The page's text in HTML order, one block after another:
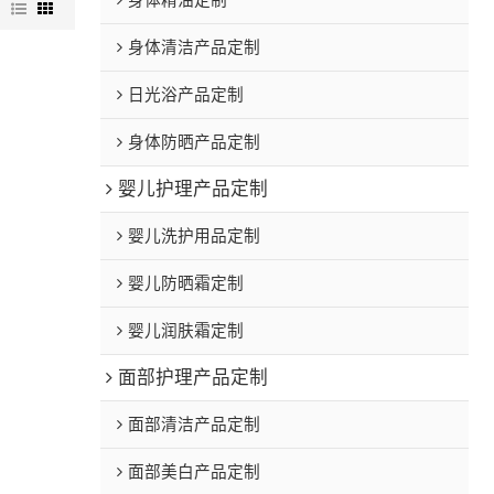
身体清洁产品定制
日光浴产品定制
身体防晒产品定制
婴儿护理产品定制
婴儿洗护用品定制
婴儿防晒霜定制
婴儿润肤霜定制
面部护理产品定制
面部清洁产品定制
面部美白产品定制